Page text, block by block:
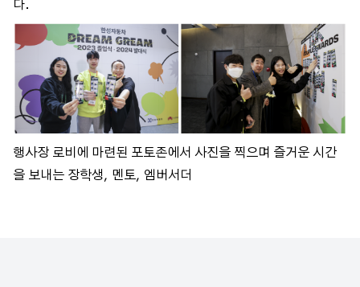
다.
행사장 로비에 마련된 포토존에서 사진을 찍으며 즐거운 시간
을 보내는 장학생, 멘토, 엠버서더